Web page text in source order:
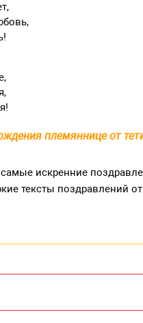
племяннице от
искренние
тексты поздравлений